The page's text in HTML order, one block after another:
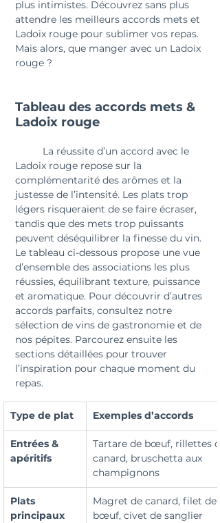
plus intimistes. Découvrez sans plus
attendre les meilleurs accords mets et
Ladoix rouge pour sublimer vos repas.
Mais alors, que manger avec un Ladoix
rouge ?
Tableau des accords mets &
Ladoix rouge
Ladoix rouge repose sur la
complémentarité des arômes et la
justesse de l’intensité. Les plats trop
légers risqueraient de se faire écraser,
tandis que des mets trop puissants
peuvent déséquilibrer la finesse du vin.
Le tableau ci-dessous propose une vue
d’ensemble des associations les plus
réussies, équilibrant texture, puissance
et aromatique. Pour découvrir d’autres
accords parfaits, consultez notre
sélection de vins de gastronomie et de
nos pépites. Parcourez ensuite les
sections détaillées pour trouver
l’inspiration pour chaque moment du
repas.
Type de plat Exemples d’accords
Entrées &
apéritifs
Tartare de bœuf, rillettes
canard, bruschetta aux
champignons
Plats
principaux
Magret de canard, filet de
bœuf, civet de sanglier